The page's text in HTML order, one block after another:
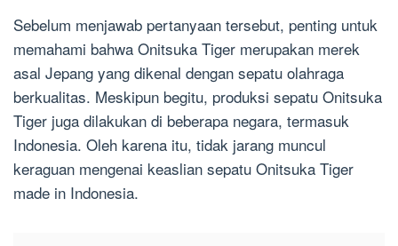
Sebelum menjawab pertanyaan tersebut, penting untuk
memahami bahwa Onitsuka Tiger merupakan merek
asal Jepang yang dikenal dengan sepatu olahraga
berkualitas. Meskipun begitu, produksi sepatu Onitsuka
Tiger juga dilakukan di beberapa negara, termasuk
Indonesia. Oleh karena itu, tidak jarang muncul
keraguan mengenai keaslian sepatu Onitsuka Tiger
made in Indonesia.